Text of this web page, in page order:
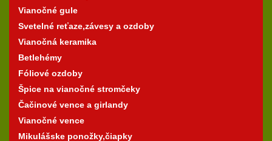
Vianočné gule
Svetelné reťaze,závesy a ozdoby
Vianočná keramika
Betlehémy
Fóliové ozdoby
Špice na vianočné stromčeky
Čačinové vence a girlandy
Vianočné vence
Mikulášske ponožky,čiapky